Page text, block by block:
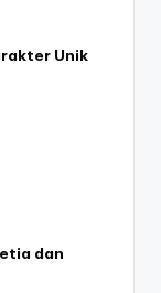
Unik
dan